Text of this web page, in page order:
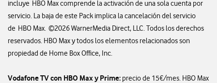
incluye HBO Max comprende la activación de una sola cuenta por
servicio. La baja de este Pack implica la cancelación del servicio
de HBO Max. ©2026 WarnerMedia Direct, LLC. Todos los derechos
reservados. HBO Max y todos los elementos relacionados son
propiedad de Home Box Office, Inc.
Vodafone TV con HBO Max y Prime: precio de 15€/mes. HBO Max